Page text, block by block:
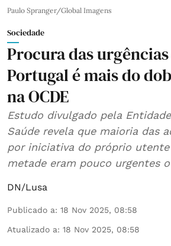
Paulo Spranger/Global Imagens
Sociedade
Procura das
Portugal é mais do
na OCDE
Estudo divulgado pela
Saúde revela que maioria das
por iniciativa do próprio utente
metade eram pouco urgentes
DN/Lusa
Publicado a: 18 Nov 2025, 08:58
Atualizado a: 18 Nov 2025, 08:58